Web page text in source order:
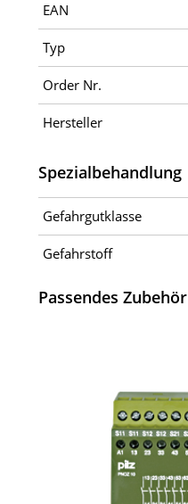
EAN
Typ
Order Nr.
Hersteller
Spezialbehandlung
Gefahrgutklasse
Gefahrstoff
Passendes Zubehör